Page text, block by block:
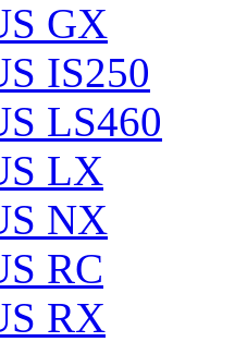
GX
IS250
LS460
LX
NX
RC
RX